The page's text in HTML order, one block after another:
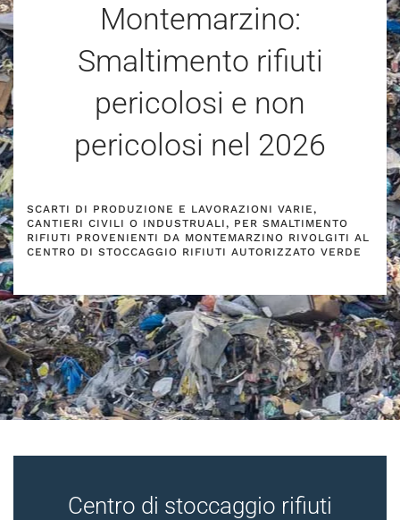
Montemarzino:
Smaltimento rifiuti
pericolosi e non
pericolosi nel 2026
SCARTI DI PRODUZIONE E LAVORAZIONI VARIE,
CANTIERI CIVILI O INDUSTRUALI, PER SMALTIMENTO
RIFIUTI PROVENIENTI DA MONTEMARZINO RIVOLGITI AL
CENTRO DI STOCCAGGIO RIFIUTI AUTORIZZATO VERDE
Centro di stoccaggio rifiuti